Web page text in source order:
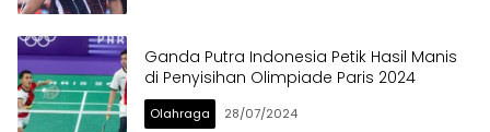
Ganda Putra Indonesia Petik Hasil Manis
di Penyisihan Olimpiade Paris 2024
Olahraga 28/07/2024